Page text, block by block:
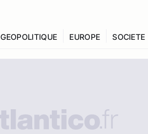
GEOPOLITIQUE EUROPE SOCIETE